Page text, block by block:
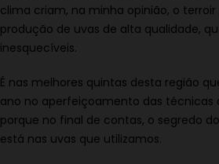
clima criam, na minha opinião, o
produção de uvas de alta qualidade,
inesquecíveis.
É nas melhores quintas desta região
ano no aperfeiçoamento das técnicas
porque no final de contas, o segredo
está nas uvas que utilizamos.